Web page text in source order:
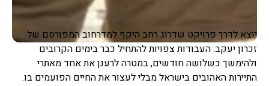
יוצא לדרך פרויקט שדרוג רחב היקף למדרחוב המפורסם של
זכרון יעקב. העבודות צפויות להתחיל כבר בימים הקרובים
ולהימשך כשלושה חודשים, במטרה לרענן את אחד מאתרי
התיירות האהובים בישראל מבלי לעצור את החיים הפועמים בו.